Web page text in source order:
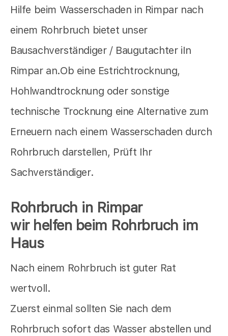
Hilfe beim Wasserschaden in Rimpar nach
einem Rohrbruch bietet unser
Bausachverständiger / Baugutachter iIn
Rimpar an.Ob eine Estrichtrocknung,
Hohlwandtrocknung oder sonstige
technische Trocknung eine Alternative zum
Erneuern nach einem Wasserschaden durch
Rohrbruch darstellen, Prüft Ihr
Sachverständiger.
Rohrbruch in Rimpar
wir helfen beim Rohrbruch im
Haus
Nach einem Rohrbruch ist guter Rat
wertvoll.
Zuerst einmal sollten Sie nach dem
Rohrbruch sofort das Wasser abstellen und